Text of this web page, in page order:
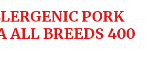
PORK
ALL BREEDS 400